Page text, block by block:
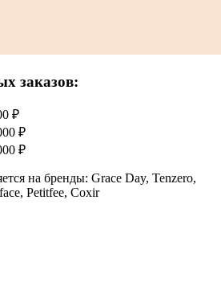
заказов:
₽
₽
₽
на бренды: Grace Day, Tenzero,
Petitfee, Coxir